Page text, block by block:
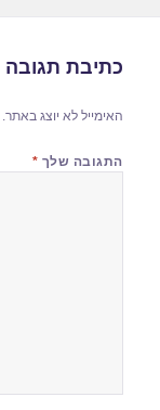
כתיבת תגובה
האימייל לא יוצג באתר.
התגובה שלך *